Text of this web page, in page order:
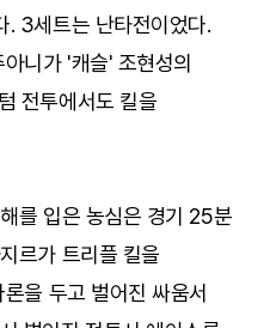
. 3세트는 난타전이었다.
니가 '캐슬' 조현성의
전투에서도 킬을
를 입은 농심은 경기 25분
르가 트리플 킬을
을 두고 벌어진 싸움서